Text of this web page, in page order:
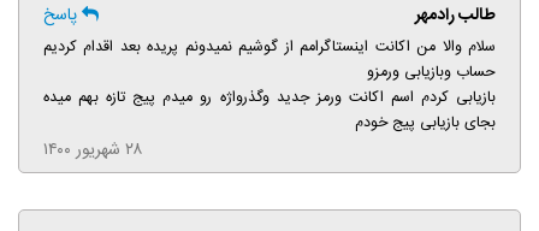
طالب رادمهر پاسخ
سلام والا من اکانت اینستاگرامم از گوشیم نمیدونم پریده بعد اقدام کردیم
حساب وبازیابی ورمزو
بازیابی کردم اسم اکانت ورمز جدید وگذرواژه رو میدم پیج تازه بهم میده
بجای بازیابی پیج خودم
۲۸ شهریور ۱۴۰۰